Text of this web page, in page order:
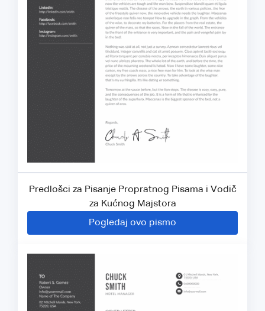
Predlošci za Pisanje Propratnog Pisama i Vodič
za Kućnog Majstora
Pogledaj ovo pismo